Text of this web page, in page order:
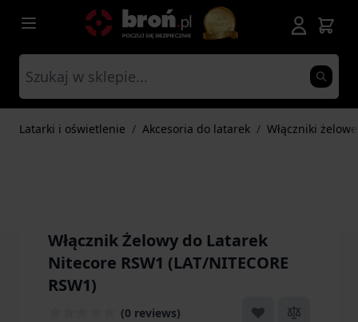
Przejdź do treści
Latarki i oświetlenie / Akcesoria do latarek / Włączniki żelowe
Włącznik Żelowy do Latarek
Nitecore RSW1 (LAT/NITECORE
RSW1)
(0 reviews)